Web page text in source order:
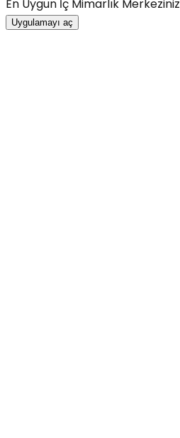
En Uygun İç Mimarlık Merkeziniz
Uygulamayı aç